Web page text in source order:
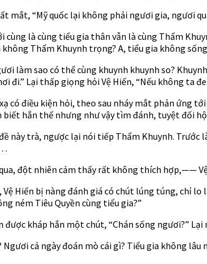
mắt, “Mỹ quốc lại không phải ngươi gia, ngươi
cùng là cùng tiểu gia thân vẫn là cùng Thẩm
Thẩm Khuynh trọng? A, tiểu gia không
làm sao có thể cùng khuynh khuynh so?
đi.” Lại thấp giọng hỏi Vệ Hiến, “Nếu không ta
có điều kiện hỏi, theo sau nháy mắt phản ứng
biết hắn thế nhưng như vậy tìm đánh, tuyệt đối
này trà, ngược lại nói tiếp Thẩm Khuynh.
.
đột nhiên cảm thấy rất không thích hợp,——
Vệ Hiến bị nàng đánh giá có chút lúng túng, chỉ
ném Tiêu Quyền cùng tiểu gia?”
được kháp hắn một chút, “Chán sống ngươi?”
Ngươi cả ngày đoán mò cái gì? Tiểu gia không